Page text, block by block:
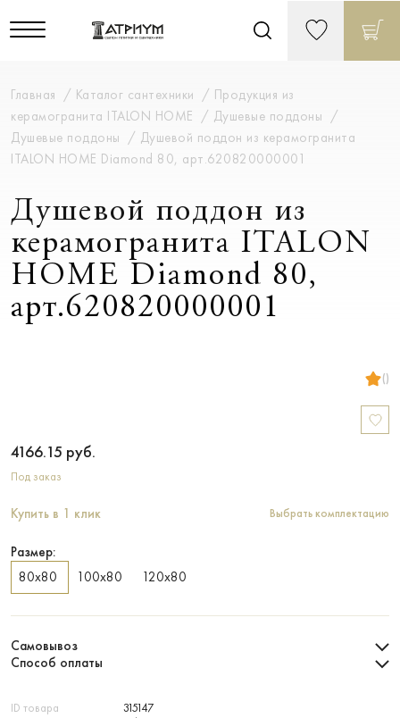
Главная Каталог сантехники
Продукция из
керамогранита ITALON HOME
Душевые поддоны
Душевые поддоны
Душевой поддон из керамогранита
ITALON HOME Diamond 80, арт.620820000001
Душевой поддон из
керамогранита ITALON
HOME Diamond 80,
арт.620820000001
()
ID товара
315147
4166.15 руб.
Под заказ
Купить в 1 клик Выбрать комплектацию
Размер:
80х80
100х80 120х80
Самовывоз
Способ оплаты